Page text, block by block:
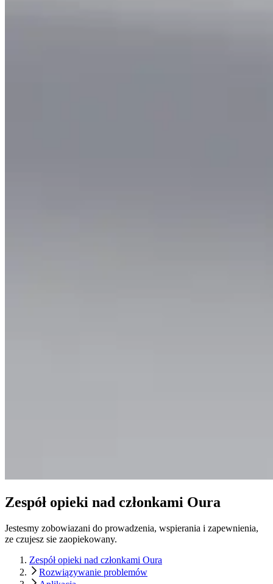
Zespół opieki nad członkami Oura
Jestesmy zobowiazani do prowadzenia, wspierania i zapewnienia,
ze czujesz sie zaopiekowany.
Zespół opieki nad członkami Oura
Rozwiązywanie problemów